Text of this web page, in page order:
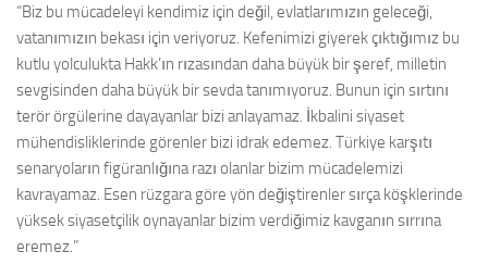
“Biz bu mücadeleyi kendimiz için değil, evlatlarımızın geleceği,
vatanımızın bekası için veriyoruz. Kefenimizi giyerek çıktığımız bu
kutlu yolculukta Hakk’ın rızasından daha büyük bir şeref, milletin
sevgisinden daha büyük bir sevda tanımıyoruz. Bunun için sırtını
terör örgülerine dayayanlar bizi anlayamaz. İkbalini siyaset
mühendisliklerinde görenler bizi idrak edemez. Türkiye karşıtı
senaryoların figüranlığına razı olanlar bizim mücadelemizi
kavrayamaz. Esen rüzgara göre yön değiştirenler sırça köşklerinde
yüksek siyasetçilik oynayanlar bizim verdiğimiz kavganın sırrına
eremez.”